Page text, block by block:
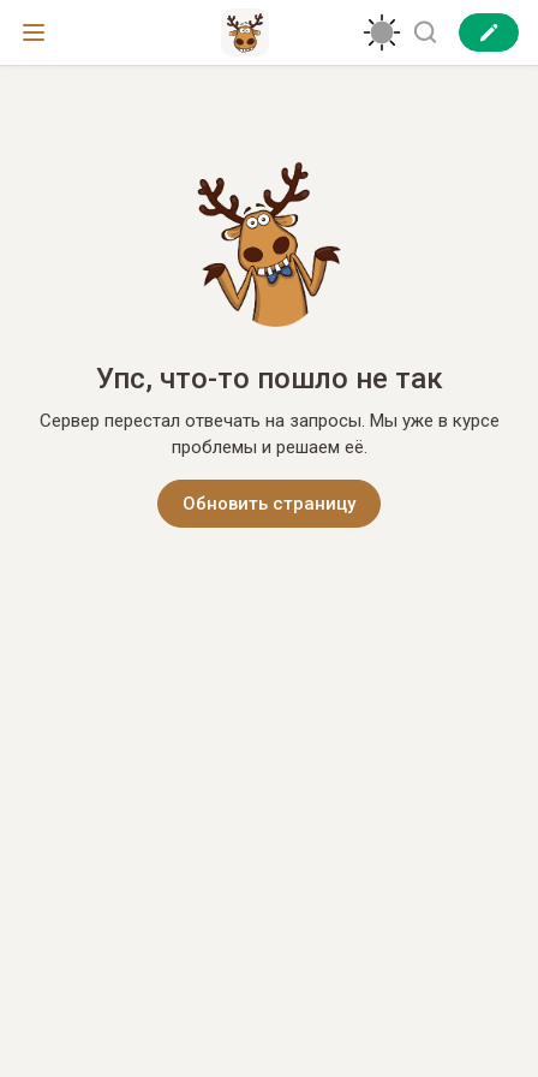
Упс, что-то пошло не так
Сервер перестал отвечать на запросы. Мы уже в курсе
проблемы и решаем её.
Обновить страницу